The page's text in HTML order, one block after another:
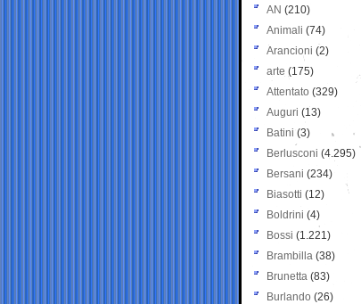
AN (210)
Animali (74)
Arancioni (2)
arte (175)
Attentato (329)
Auguri (13)
Batini (3)
Berlusconi (4.295)
Bersani (234)
Biasotti (12)
Boldrini (4)
Bossi (1.221)
Brambilla (38)
Brunetta (83)
Burlando (26)